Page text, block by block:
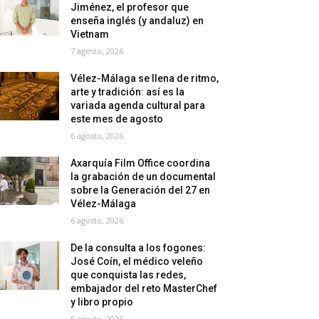
Jiménez, el profesor que
enseña inglés (y andaluz) en
Vietnam
7 agosto, 2026
Vélez-Málaga se llena de ritmo,
arte y tradición: así es la
variada agenda cultural para
este mes de agosto
6 agosto, 2026
Axarquía Film Office coordina
la grabación de un documental
sobre la Generación del 27 en
Vélez-Málaga
6 agosto, 2026
De la consulta a los fogones:
José Coín, el médico veleño
que conquista las redes,
embajador del reto MasterChef
y libro propio